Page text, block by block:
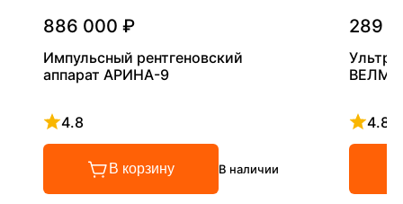
886 000 ₽
Импульсный рентгеновский
аппарат АРИНА-9
4.8
Рейтинг 4.8 из 5
В корзину В наличии
289
4.8